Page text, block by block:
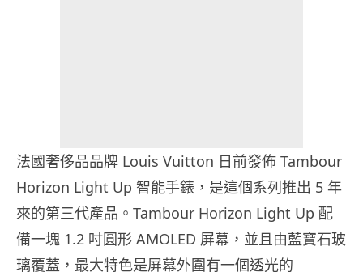
法國奢侈品品牌 Louis Vuitton 日前發佈 Tambour
Horizon Light Up 智能手錶，是這個系列推出 5 年
來的第三代產品。Tambour Horizon Light Up 配
備一塊 1.2 吋圓形 AMOLED 屏幕，並且由藍寶石玻
璃覆蓋，最大特色是屏幕外圍有一個透光的